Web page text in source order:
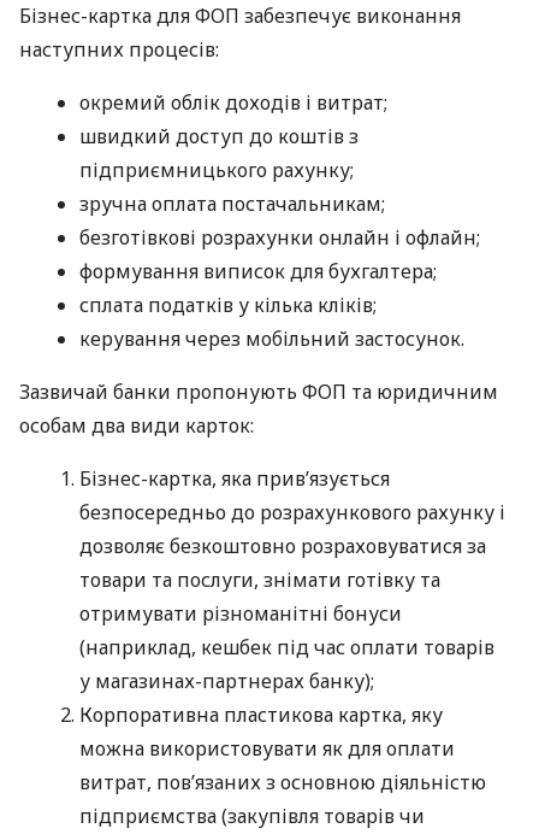
Бізнес-картка для ФОП забезпечує виконання
наступних процесів:
окремий облік доходів і витрат;
швидкий доступ до коштів з
підприємницького рахунку;
зручна оплата постачальникам;
безготівкові розрахунки онлайн і офлайн;
формування виписок для бухгалтера;
сплата податків у кілька кліків;
керування через мобільний застосунок.
Зазвичай банки пропонують ФОП та юридичним
особам два види карток:
Бізнес-картка, яка прив’язується
безпосередньо до розрахункового рахунку і
дозволяє безкоштовно розраховуватися за
товари та послуги, знімати готівку та
отримувати різноманітні бонуси
(наприклад, кешбек під час оплати товарів
у магазинах-партнерах банку);
Корпоративна пластикова картка, яку
можна використовувати як для оплати
витрат, пов’язаних з основною діяльністю
підприємства (закупівля товарів чи